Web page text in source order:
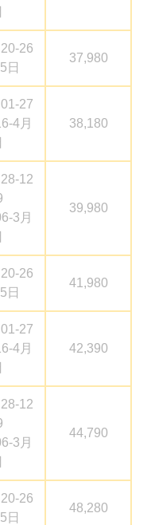
26
日
37,980
27
4月
38,180
12
3月
39,980
26
日
41,980
27
4月
42,390
12
3月
44,790
26
日
48,280